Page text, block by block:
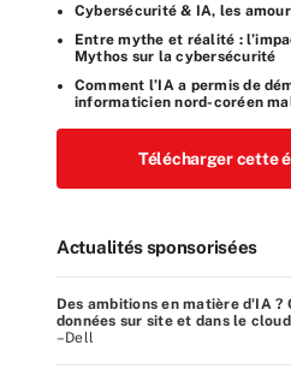
Cybersécurité & IA, les
Entre mythe et réalité :
Mythos sur la cybersécurité
Comment l’IA a permis de
informaticien nord-coréen
Télécharger cette
Actualités sponsorisées
Des ambitions en matière d'IA ?
données sur site et dans le cloud
–Dell